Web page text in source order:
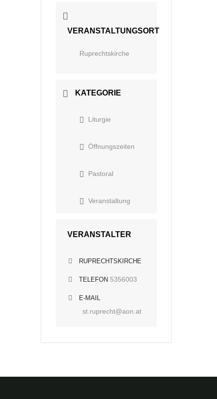
VERANSTALTUNGSORT
Ruprechtskirche
KATEGORIE
Liturgie
Öffnungszeiten
Pastoral
Veranstaltung
VERANSTALTER
RUPRECHTSKIRCHE
TELEFON 5356003
E-MAIL
st.ruprecht@aon.at